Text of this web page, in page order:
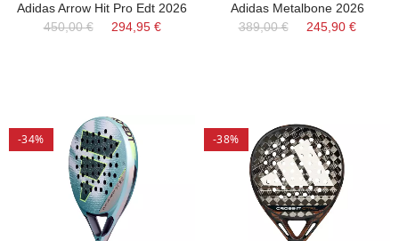
Adidas Arrow Hit Pro Edt 2026
450,00 €
294,95 €
Adidas Metalbone 2026
389,00 €
245,90 €
-34% -38%